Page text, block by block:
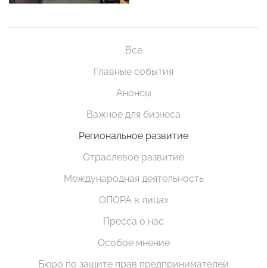
Все
Главные события
Анонсы
Важное для бизнеса
Региональное развитие
Отраслевое развитие
Международная деятельность
ОПОРА в лицах
Пресса о нас
Особое мнение
Бюро по защите прав предпринимателей